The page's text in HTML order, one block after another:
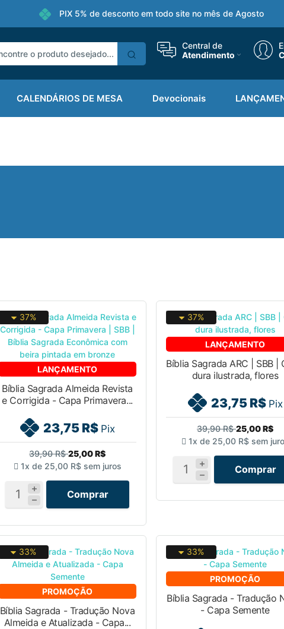
PIX 5% de desconto em todo site no mês de Agosto
Central de
Atendimento
CALENDÁRIOS DE MESA Devocionais
LANÇAMENTO
37%
Bíblia Sagrada Almeida Revista
e Corrigida - Capa Primavera...
23,75 R$ Pix
39,90 R$25,00 R$
1x de 25,00 R$ sem juros
Comprar
LANÇAMENTO
37%
Bíblia Sagrada ARC | SBB |
dura ilustrada, flores
23,75 R$ Pix
39,90 R$25,00 R$
1x de 25,00 R$ sem
Comprar
PROMOÇÃO
33%
Bíblia Sagrada - Tradução Nova
Almeida e Atualizada - Capa...
PROMOÇÃO
33%
Bíblia Sagrada - Tradução
- Capa Semente